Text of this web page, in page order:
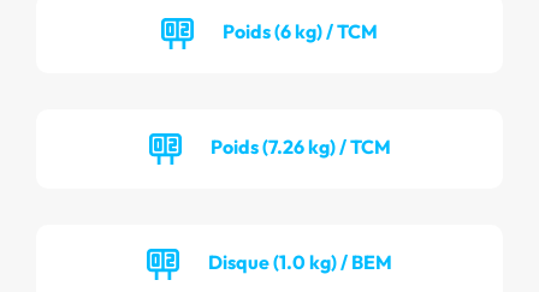
Poids (6 kg) / TCM
Poids (7.26 kg) / TCM
Disque (1.0 kg) / BEM